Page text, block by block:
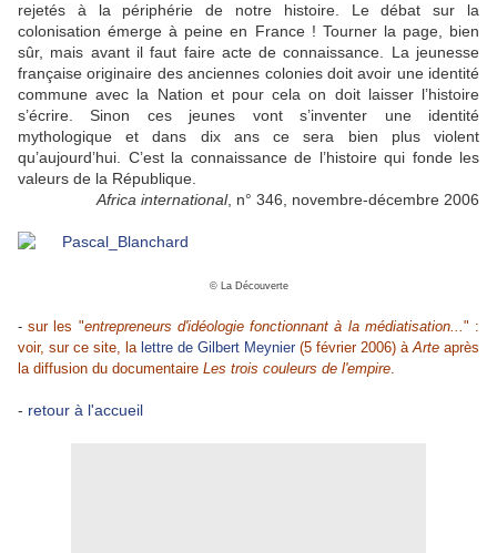
rejetés à la périphérie de notre histoire. Le débat sur la
colonisation émerge à peine en France ! Tourner la page, bien
sûr, mais avant il faut faire acte de connaissance. La jeunesse
française originaire des anciennes colonies doit avoir une identité
commune avec la Nation et pour cela on doit laisser l’histoire
s’écrire. Sinon ces jeunes vont s’inventer une identité
mythologique et dans dix ans ce sera bien plus violent
qu’aujourd’hui. C’est la connaissance de l’histoire qui fonde les
valeurs de la République.
Africa international, n° 346, novembre-décembre 2006
© La Découverte
- sur les "entrepreneurs d'idéologie fonctionnant à la médiatisation..." :
voir, sur ce site, la lettre de Gilbert Meynier (5 février 2006) àArte après
la diffusion du documentaire Les trois couleurs de l'empire.
- retour à l'accueil